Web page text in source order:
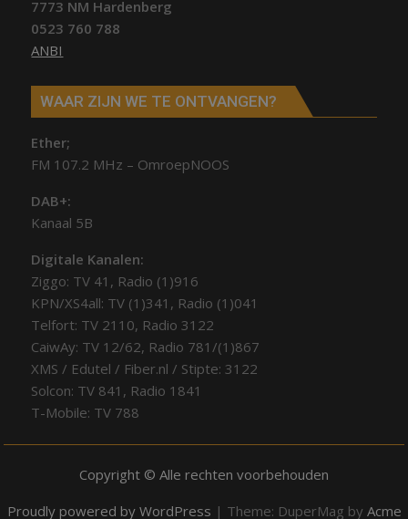
7773 NM Hardenberg
0523 760 788
ANBI
WAAR ZIJN WE TE ONTVANGEN?
Ether;
FM 107.2 MHz – OmroepNOOS
DAB+:
Kanaal 5B
Digitale Kanalen:
Ziggo: TV 41, Radio (1)916
KPN/XS4all: TV (1)341, Radio (1)041
Telfort: TV 2110, Radio 3122
CaiwAy: TV 12/62, Radio 781/(1)867
XMS / Edutel / Fiber.nl / Stipte: 3122
Solcon: TV 841, Radio 1841
T-Mobile: TV 788
Copyright © Alle rechten voorbehouden
Proudly powered by WordPress | Theme: DuperMag by Acme